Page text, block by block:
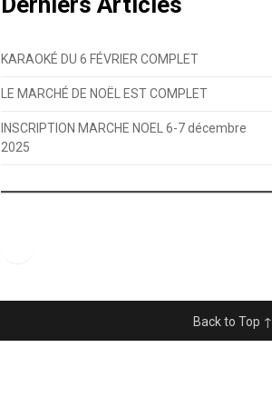
KARAOKÉ DU 6 FÉVRIER COMPLET
LE MARCHÉ DE NOËL EST COMPLET
INSCRIPTION MARCHE NOEL 6-7 décembre
2025
Back to Top ↑